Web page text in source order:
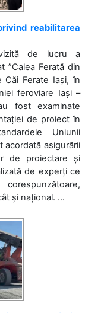
reabilitarea
de lucru a
”Calea Ferată din
Căi Ferate Iași, în
feroviare Iași –
fost examinate
de proiect în
Uniunii
acordată asigurării
de proiectare și
de experți ce
și național. ...